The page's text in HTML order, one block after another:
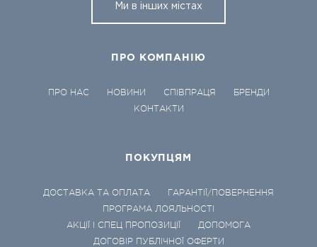
Ми в інших містах
ПРО КОМПАНІЮ
ПРО НАС НОВИНИ СПІВПРАЦЯ
БРЕНДИ
КОНТАКТИ
ПОКУПЦЯМ
ДОСТАВКА ТА ОПЛАТА
ГАРАНТІЇ/ПОВЕРНЕННЯ
ПРОГРАМА ЛОЯЛЬНОСТІ
АКЦІЇ І СПЕЦ ПРОПОЗИЦІЇ
ДОПОМОГА
ДОГОВІР ПУБЛІЧНОЇ ОФЕРТИ